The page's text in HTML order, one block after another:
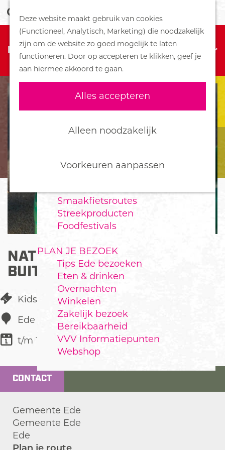
Deze website maakt gebruik van cookies
(Functioneel, Analytisch, Marketing) die noodzakelijk
zijn om de website zo goed mogelijk te laten
functioneren. Door op accepteren te klikken, geef je
aan hiermee akkoord te gaan.
Alles accepteren
Alleen noodzakelijk
Voorkeuren aanpassen
G
n
a
m
e
p
a
g
e
o
e
k
e
n
M
e
n
u
DORPEN
Bennekom
De Klomp
Deelen
Ederveen
Harskamp
Hoenderloo
Wekerom
Smaakfietsroutes
Streekproducten
Foodfestivals
PLAN JE BEZOEK
Tips Ede bezoeken
Eten & drinken
Overnachten
Winkelen
Zakelijk bezoek
Bereikbaarheid
VVV Informatiepunten
Webshop
Sorry, deze activiteit is niet meer
beschikbaar. Bekijk het
actuele aanbod
voor
de beschikbare opties.
NATIONALE
BUITENSPEELDAG
Kids
Ede
t/m 10 juni
CONTACT
Gemeente Ede
Gemeente Ede
Ede
n